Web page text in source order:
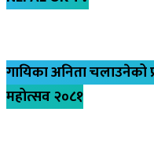
गायिका अनिता चलाउनेको
महोत्सव २०८१